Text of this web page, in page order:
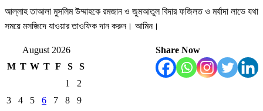
আল্লাহ তাআলা মুসলিম উম্মাহকে রমজান ও জুমআতুল বিদার ফজিলত ও মর্যাদা লাভে যথা
সময়ে মসজিদে যাওয়ার তাওফিক দান করুন। আমিন।
Share Now
August 2026
M T W T F S
S
1
2
3
4 5 6 7 8
9